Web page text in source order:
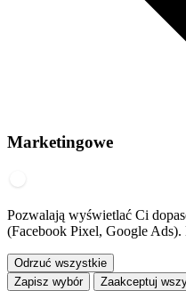
Marketingowe
Pozwalają wyświetlać Ci
(Facebook Pixel, Google
Odrzuć wszystkie
Zapisz wybór
Zaakceptuj